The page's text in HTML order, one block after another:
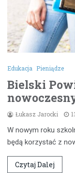
Edukacja Pieniądze
Bielski
Łukasz Jarocki
W nowym roku
będą korzystać z
Czytaj Dalej